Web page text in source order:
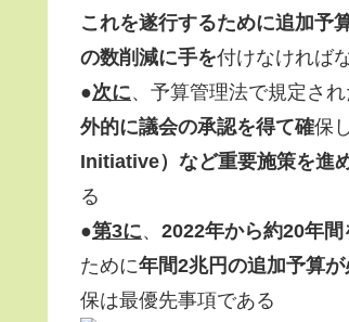
これを遂行するために追加予
の数削減に手を付けなければ
●次に、予算管理法で規定さ
外的に議会の承認を得て確保
Initiative）など重要施策を進
る
●第3に、 2022年から約20年
ために年間2兆円の追加予算が
保は最優先事項である